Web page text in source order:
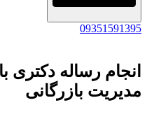
09351591395
انجام رساله دکتری
مدیریت بازرگانی